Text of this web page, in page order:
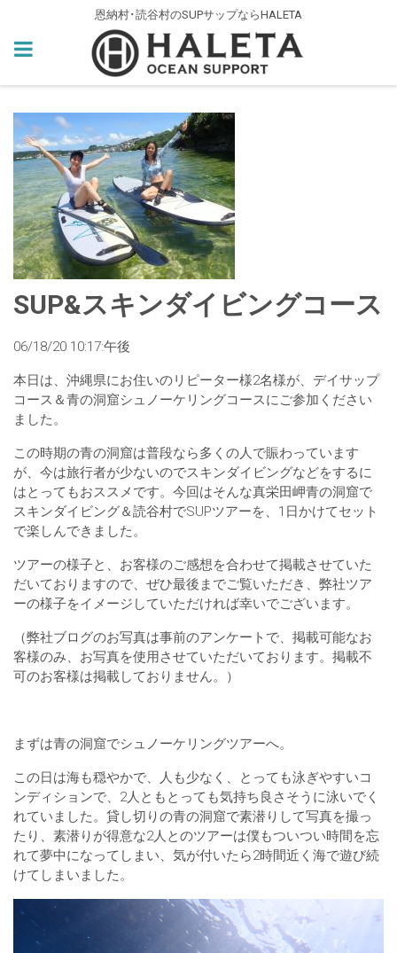
恩納村･読谷村のSUPサップならHALETA
SUP&スキンダイビングコース
06/18/20 10:17:午後
本日は、沖縄県にお住いのリピーター様2名様が、デイサップ
コース＆青の洞窟シュノーケリングコースにご参加ください
ました。
この時期の青の洞窟は普段なら多くの人で賑わっています
が、今は旅行者が少ないのでスキンダイビングなどをするに
はとってもおススメです。今回はそんな真栄田岬青の洞窟で
スキンダイビング＆読谷村でSUPツアーを、1日かけてセット
で楽しんできました。
ツアーの様子と、お客様のご感想を合わせて掲載させていた
だいておりますので、ぜひ最後までご覧いただき、弊社ツア
ーの様子をイメージしていただければ幸いでございます。
（弊社ブログのお写真は事前のアンケートで、掲載可能なお
客様のみ、お写真を使用させていただいております。掲載不
可のお客様は掲載しておりません。）
まずは青の洞窟でシュノーケリングツアーへ。
この日は海も穏やかで、人も少なく、とっても泳ぎやすいコ
ンディションで、2人ともとっても気持ち良さそうに泳いでく
れていました。貸し切りの青の洞窟で素潜りして写真を撮っ
たり、素潜りが得意な2人とのツアーは僕もついつい時間を忘
れて夢中になってしまい、気が付いたら2時間近く海で遊び続
けてしまいました。